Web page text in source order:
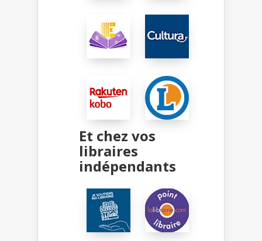
Et chez vos
libraires
indépendants